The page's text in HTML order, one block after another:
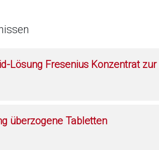
Lösung Fresenius Konzentrat
überzogene Tabletten